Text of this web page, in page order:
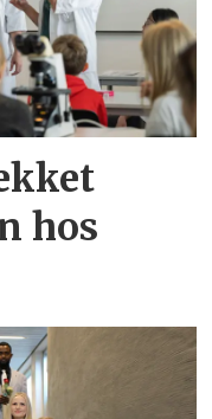
hos